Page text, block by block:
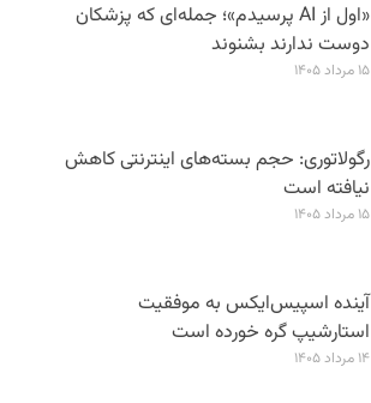
«اول از AI پرسیدم»؛ جمله‌ای که پزشکان
دوست ندارند بشنوند
۱۵ مرداد ۱۴۰۵
رگولاتوری: حجم بسته‌های اینترنتی کاهش
نیافته است
۱۵ مرداد ۱۴۰۵
آینده اسپیس‌ایکس به موفقیت
استارشیپ گره خورده است
۱۴ مرداد ۱۴۰۵